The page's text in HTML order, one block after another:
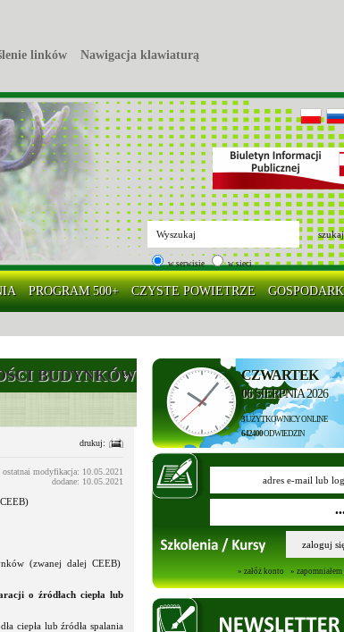
linków Nawigacja klawiaturą
szukaj
w serwisie w sieci
PROGRAM 500+ CZYSTE POWIETRZE
BUDYNKÓW
drukuj:
ostatnai modyfikacja: 10.05.2021
dodane: 10.05.2021
(zwanej dalej CEEB)
o źródłach ciepła lub
ciepła lub źródła spalania
CZWARTEK
06SIERPNIA 2026
3UŻYTKOWNICY ONLINE
642400ODWIEDZIN
» załóż konto » zapomniałem